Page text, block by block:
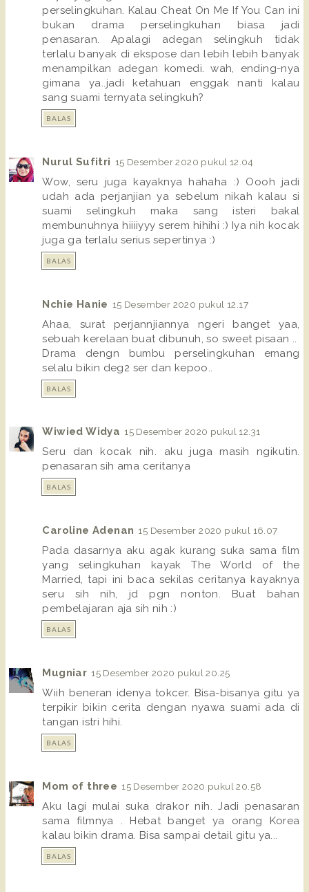
perselingkuhan. Kalau Cheat On Me If You Can ini
bukan drama perselingkuhan biasa jadi
penasaran. Apalagi adegan selingkuh tidak
terlalu banyak di ekspose dan lebih lebih banyak
menampilkan adegan komedi. wah, ending-nya
gimana ya..jadi ketahuan enggak nanti kalau
sang suami ternyata selingkuh?
BALAS
Nurul Sufitri 15 Desember 2020 pukul 12.04
Wow, seru juga kayaknya hahaha :) Oooh jadi
udah ada perjanjian ya sebelum nikah kalau si
suami selingkuh maka sang isteri bakal
membunuhnya hiiiiyyy serem hihihi :) Iya nih kocak
juga ga terlalu serius sepertinya :)
BALAS
Nchie Hanie 15 Desember 2020 pukul 12.17
Ahaa, surat perjannjiannya ngeri banget yaa,
sebuah kerelaan buat dibunuh, so sweet pisaan ..
Drama dengn bumbu perselingkuhan emang
selalu bikin deg2 ser dan kepoo..
BALAS
Wiwied Widya 15 Desember 2020 pukul 12.31
Seru dan kocak nih. aku juga masih ngikutin.
penasaran sih ama ceritanya
BALAS
Caroline Adenan 15 Desember 2020 pukul 16.07
Pada dasarnya aku agak kurang suka sama film
yang selingkuhan kayak The World of the
Married, tapi ini baca sekilas ceritanya kayaknya
seru sih nih, jd pgn nonton. Buat bahan
pembelajaran aja sih nih :)
BALAS
Mugniar 15 Desember 2020 pukul 20.25
Wiih beneran idenya tokcer. Bisa-bisanya gitu ya
terpikir bikin cerita dengan nyawa suami ada di
tangan istri hihi.
BALAS
Mom of three 15 Desember 2020 pukul 20.58
Aku lagi mulai suka drakor nih. Jadi penasaran
sama filmnya . Hebat banget ya orang Korea
kalau bikin drama. Bisa sampai detail gitu ya...
BALAS